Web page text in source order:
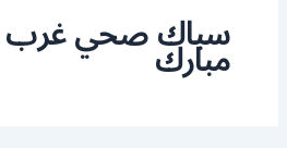
سباك صحي غرب
مبارك